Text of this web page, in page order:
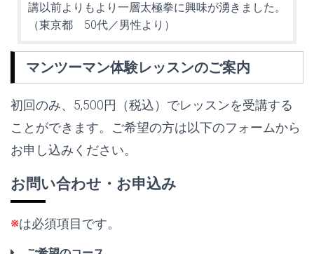
講以前よりもより一層太極拳に興味が湧きました。
（東京都 50代／男性より）
マンツーマン体験レッスンのご案内
初回のみ、5,500円（税込）でレッスンを受講する
ことができます。ご希望の方は以下のフォームから
お申し込みください。
お問い合わせ・お申込み
※は必須項目です。